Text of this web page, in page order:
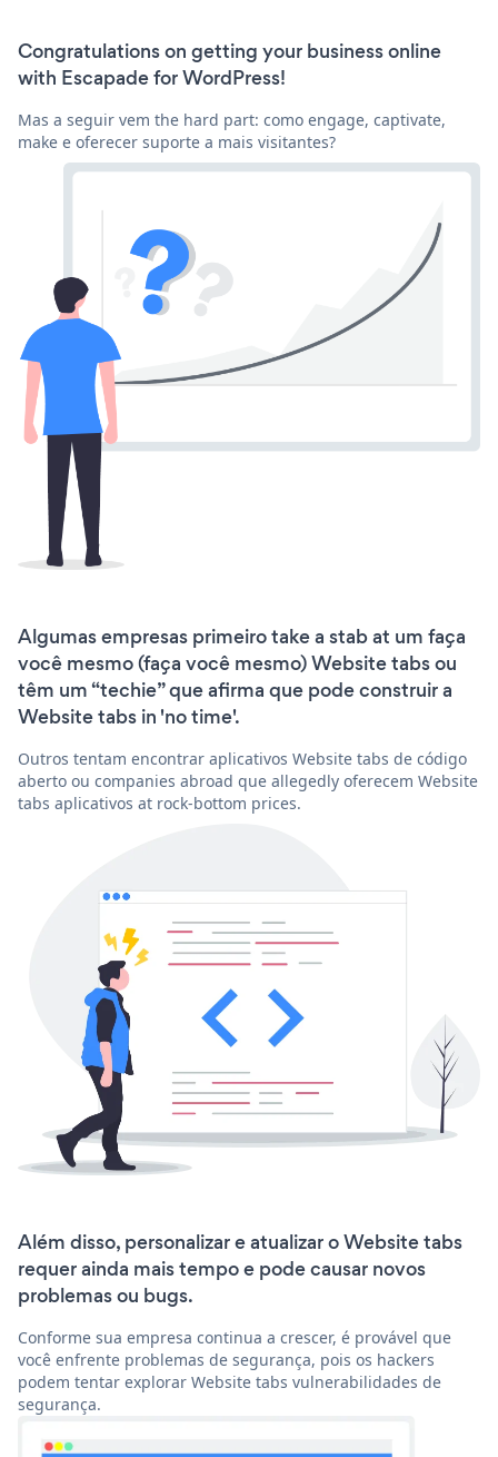
Congratulations on getting your business online
with Escapade for WordPress!
Mas a seguir vem the hard part: como engage, captivate,
make e oferecer suporte a mais visitantes?
Algumas empresas primeiro take a stab at um faça
você mesmo (faça você mesmo) Website tabs ou
têm um “techie” que afirma que pode construir a
Website tabs in 'no time'.
Outros tentam encontrar aplicativos Website tabs de código
aberto ou companies abroad que allegedly oferecem Website
tabs aplicativos at rock-bottom prices.
Além disso, personalizar e atualizar o Website tabs
requer ainda mais tempo e pode causar novos
problemas ou bugs.
Conforme sua empresa continua a crescer, é provável que
você enfrente problemas de segurança, pois os hackers
podem tentar explorar Website tabs vulnerabilidades de
segurança.